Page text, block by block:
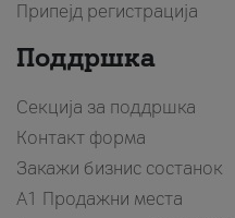
Припејд регистрација
Поддршка
Секција за поддршка
Контакт форма
Закажи бизнис состанок
A1 Продажни места